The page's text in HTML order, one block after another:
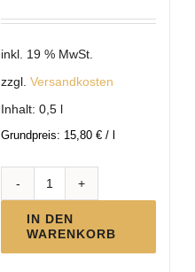
inkl. 19 % MwSt.
zzgl.Versandkosten
Inhalt: 0,5 l
Grundpreis: 15,80€ /
Weinessig
Menge
IN DEN
WARENKORB